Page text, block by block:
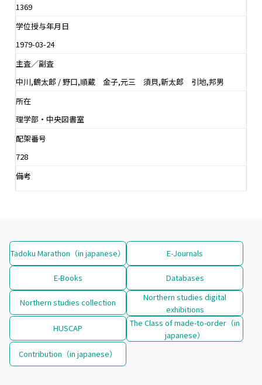
1369
学位授与年月日
1979-03-24
主査／副査
中川,鶴太郎 / 野口,順蔵 金子,元三 須貝,新太郎 引地,邦男
所在
理学部・中央図書室
配架番号
728
備考
Tadoku Marathon（in japanese） E-Journals
E-Books Databases
Northern studies collection
Northern studies digital
exhibitions
HUSCAP
The Class of made-to-order（in
japanese）
Contribution（in japanese）